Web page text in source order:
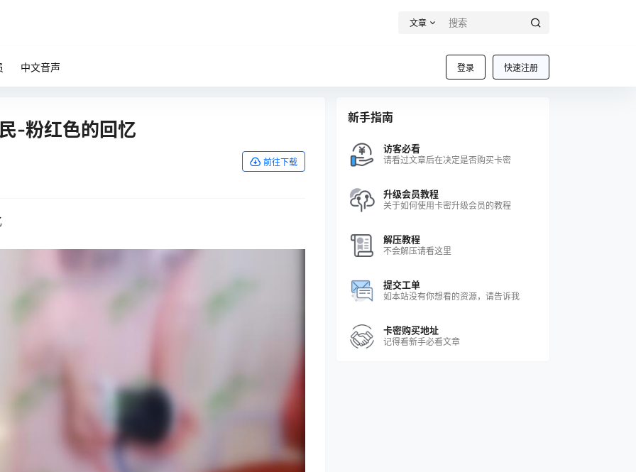
文章
登录 快速注册
中文音声
-粉红色的回忆
前往下载
新手指南
访客必看
请看过文章后在决定是否购买卡密
升级会员教程
关于如何使用卡密升级会员的教程
解压教程
不会解压请看这里
提交工单
如本站没有你想看的资源，请告诉我
卡密购买地址
记得看新手必看文章